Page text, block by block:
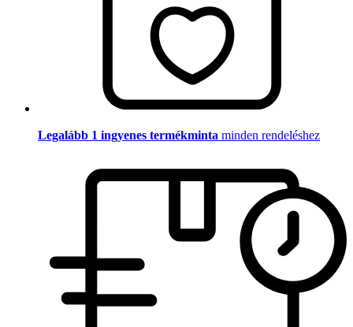
Legalább 1 ingyenes termékminta minden rendeléshez